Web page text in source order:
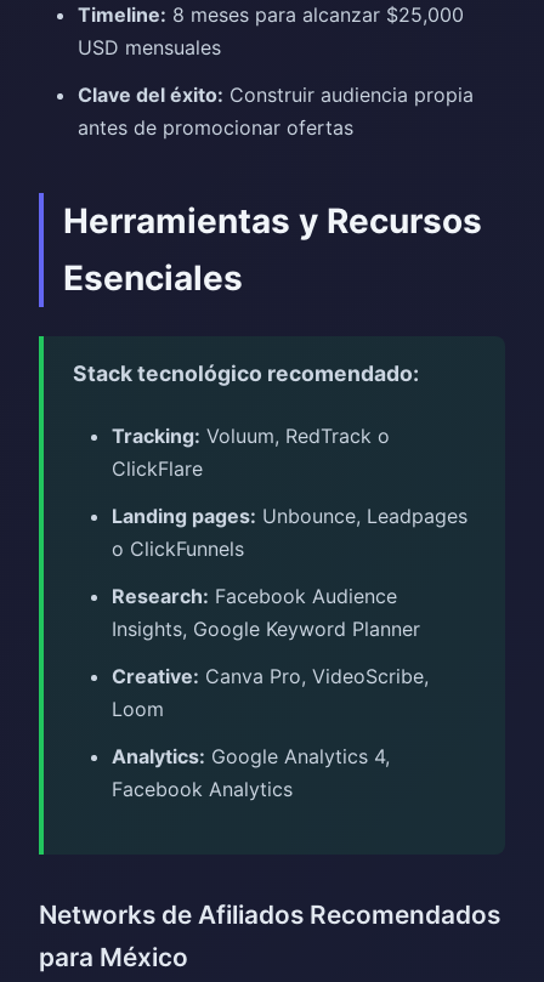
Timeline: 8 meses para alcanzar $25,000
USD mensuales
Clave del éxito: Construir audiencia propia
antes de promocionar ofertas
Herramientas y Recursos
Esenciales
Stack tecnológico recomendado:
Tracking: Voluum, RedTrack o
ClickFlare
Landing pages: Unbounce, Leadpages
o ClickFunnels
Research: Facebook Audience
Insights, Google Keyword Planner
Creative: Canva Pro, VideoScribe,
Loom
Analytics: Google Analytics 4,
Facebook Analytics
Networks de Afiliados Recomendados
para México